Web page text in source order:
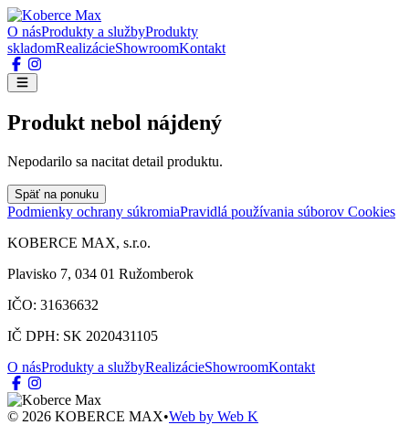
O násProdukty a službyProdukty
skladomRealizácieShowroomKontakt
Produkt nebol nájdený
Nepodarilo sa nacitat detail produktu.
Späť na ponuku
Podmienky ochrany súkromiaPravidlá používania súborov Cookies
KOBERCE MAX, s.r.o.
Plavisko 7, 034 01 Ružomberok
IČO: 31636632
IČ DPH: SK 2020431105
O násProdukty a službyRealizácieShowroomKontakt
© 2026 KOBERCE MAX•Web by Web K